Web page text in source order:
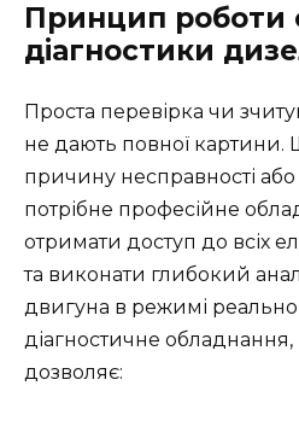
Принцип роботи
діагностики
Проста перевірка чи
не дають повної картини.
причину несправності або
потрібне професійне
отримати доступ до всіх
та виконати глибокий
двигуна в режимі
діагностичне
дозволяє: